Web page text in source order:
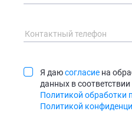
Я даюсогласие на
данных в соответствии
Политикой обработки
Политикой